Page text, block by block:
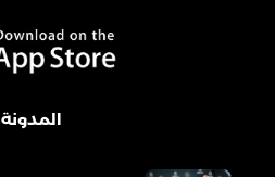
المدونة